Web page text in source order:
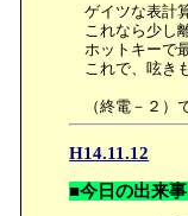
ゲイツな表計
これなら少し
ホットキーで
これで、呟き
（終電－２）
H14.11.12
■今日の出来事